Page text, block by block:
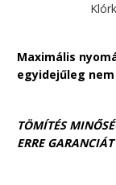
Maximális
egyidejűleg
TÖMÍTÉS
ERRE